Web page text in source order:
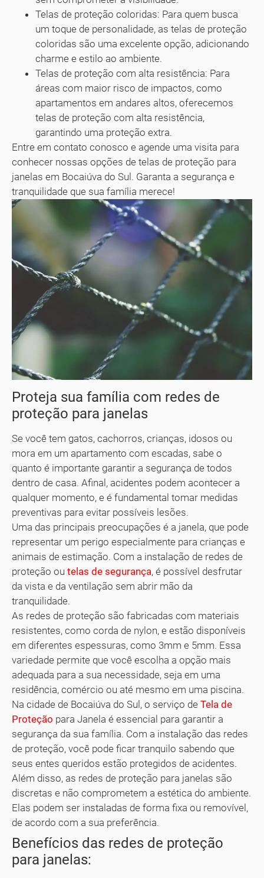
Telas de proteção coloridas: Para quem busca
um toque de personalidade, as telas de proteção
coloridas são uma excelente opção, adicionando
charme e estilo ao ambiente.
Telas de proteção com alta resistência: Para
áreas com maior risco de impactos, como
apartamentos em andares altos, oferecemos
telas de proteção com alta resistência,
garantindo uma proteção extra.
Entre em contato conosco e agende uma visita para
conhecer nossas opções de telas de proteção para
janelas em Bocaiúva do Sul. Garanta a segurança e
tranquilidade que sua família merece!
Proteja sua família com redes de
proteção para janelas
Se você tem gatos, cachorros, crianças, idosos ou
mora em um apartamento com escadas, sabe o
quanto é importante garantir a segurança de todos
dentro de casa. Afinal, acidentes podem acontecer a
qualquer momento, e é fundamental tomar medidas
preventivas para evitar possíveis lesões.
Uma das principais preocupações é a janela, que pode
representar um perigo especialmente para crianças e
animais de estimação. Com a instalação de redes de
proteção ou telas de segurança, é possível desfrutar
da vista e da ventilação sem abrir mão da
tranquilidade.
As redes de proteção são fabricadas com materiais
resistentes, como corda de nylon, e estão disponíveis
em diferentes espessuras, como 3mm e 5mm. Essa
variedade permite que você escolha a opção mais
adequada para a sua necessidade, seja em uma
residência, comércio ou até mesmo em uma piscina.
Na cidade de Bocaiúva do Sul, o serviço de Tela de
Proteção para Janela é essencial para garantir a
segurança da sua família. Com a instalação das redes
de proteção, você pode ficar tranquilo sabendo que
seus entes queridos estão protegidos de acidentes.
Além disso, as redes de proteção para janelas são
discretas e não comprometem a estética do ambiente.
Elas podem ser instaladas de forma fixa ou removível,
de acordo com a sua preferência.
Benefícios das redes de proteção
para janelas: